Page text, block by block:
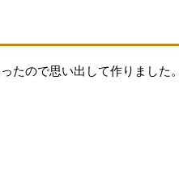
たので思い出して作りました。